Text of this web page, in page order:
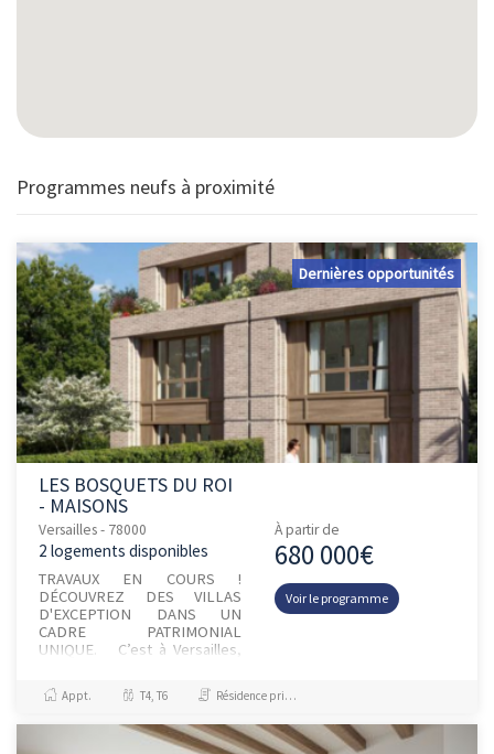
Programmes neufs à proximité
Dernières opportunités
LES BOSQUETS DU ROI
- MAISONS
Versailles - 78000
2 logements disponibles
TRAVAUX EN COURS !
DÉCOUVREZ DES VILLAS
D'EXCEPTION DANS UN
CADRE PATRIMONIAL
UNIQUE. C’est à Versailles,
Saint-Cyr-l’École, qu’Vianova a
été choisi pour...
À partir de
680 000€
Voir le programme
Appt. T4, T6 Résidence principale / PTZ